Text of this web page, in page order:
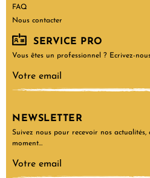
FAQ
Nous contacter
SERVICE PRO
Vous êtes un professionnel ? Ecrivez-
NEWSLETTER
Suivez nous pour recevoir nos
moment…